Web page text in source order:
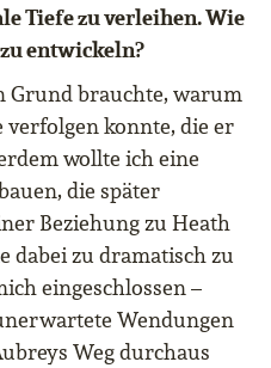
Tiefe zu verleihen. Wie
entwickeln?
Grund brauchte, warum
konnte, die er
wollte ich eine
die später
Beziehung zu Heath
zu dramatisch zu
eingeschlossen –
Wendungen
Weg durchaus